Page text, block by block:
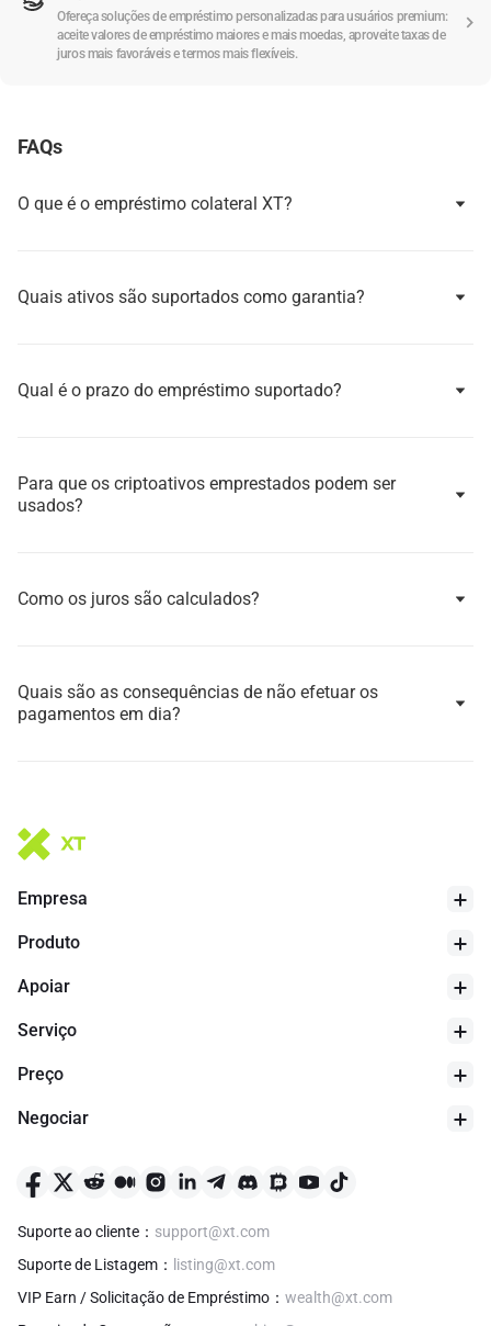
Ofereça soluções de empréstimo personalizadas para usuários premium:
aceite valores de empréstimo maiores e mais moedas, aproveite taxas de
juros mais favoráveis e termos mais flexíveis.
FAQs
O que é o empréstimo colateral XT?
Quais ativos são suportados como garantia?
Qual é o prazo do empréstimo suportado?
Para que os criptoativos emprestados podem ser
usados?
Como os juros são calculados?
Quais são as consequências de não efetuar os
pagamentos em dia?
Empresa
Produto
Apoiar
Serviço
Preço
Negociar
Suporte ao cliente ： support@xt.com
Suporte de Listagem ：
listing@xt.com
VIP Earn / Solicitação de Empréstimo ： wealth@xt.com